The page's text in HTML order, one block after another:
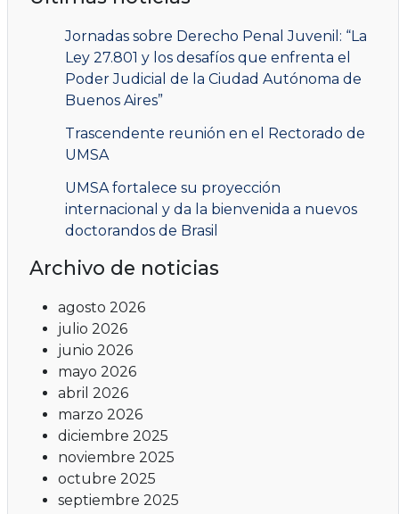
Jornadas sobre Derecho Penal Juvenil: “La
Ley 27.801 y los desafíos que enfrenta el
Poder Judicial de la Ciudad Autónoma de
Buenos Aires”
Trascendente reunión en el Rectorado de
UMSA
UMSA fortalece su proyección
internacional y da la bienvenida a nuevos
doctorandos de Brasil
Archivo de noticias
agosto 2026
julio 2026
junio 2026
mayo 2026
abril 2026
marzo 2026
diciembre 2025
noviembre 2025
octubre 2025
septiembre 2025